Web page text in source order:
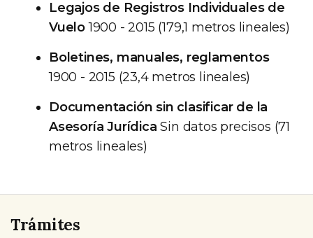
Legajos de Registros Individuales de
Vuelo1900 - 2015 (179,1 metros lineales)
Boletines, manuales, reglamentos
1900 - 2015 (23,4 metros lineales)
Documentación sin clasificar de la
Asesoría Jurídica Sin datos precisos (71
metros lineales)
Trámites